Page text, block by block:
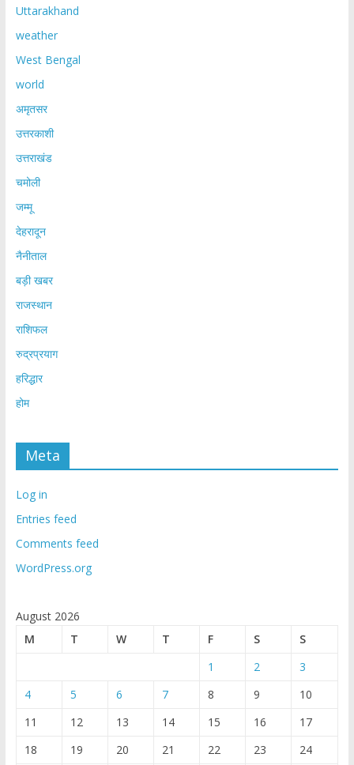
Uttarakhand
weather
West Bengal
world
अमृतसर
उत्तरकाशी
उत्तराखंड
चमोली
जम्मू
देहरादून
नैनीताल
बड़ी खबर
राजस्थान
राशिफल
रुद्रप्रयाग
हरिद्धार
होम
Meta
Log in
Entries feed
Comments feed
WordPress.org
August 2026
M
T W T F S
S
1
2
3
4
5 6 7 8 9
10
11
12 13 14 15 16
17
18
19 20 21 22 23 24